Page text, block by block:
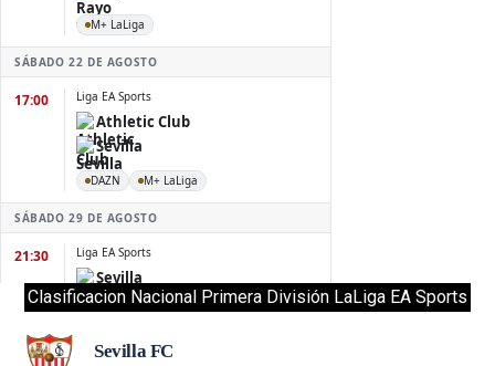
Clasificacion Nacional Primera División LaLiga EA Sports